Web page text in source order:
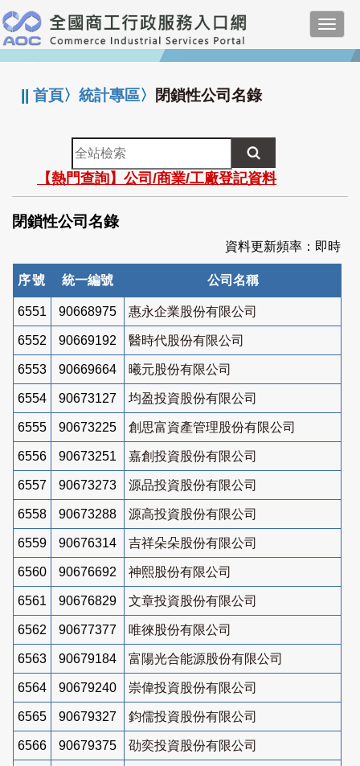
跳
到
主
要
:::
||首頁〉統計專區〉 閉鎖性公司名錄
全
站
檢
索
【熱門查詢】公司/商業/工廠登記資料
閉鎖性公司名錄
資料更新頻率：即時
序號 統一編號 公司名稱
6551 90668975 惠永企業股份有限公司
6552 90669192 醫時代股份有限公司
6553 90669664 曦元股份有限公司
6554 90673127 均盈投資股份有限公司
6555 90673225 創思富資產管理股份有限公司
6556 90673251 嘉創投資股份有限公司
6557 90673273 源品投資股份有限公司
6558 90673288 源高投資股份有限公司
6559 90676314 吉祥朵朵股份有限公司
6560 90676692 神熙股份有限公司
6561 90676829 文章投資股份有限公司
6562 90677377 唯徠股份有限公司
6563 90679184 富陽光合能源股份有限公司
6564 90679240 崇偉投資股份有限公司
6565 90679327 鈞儒投資股份有限公司
6566 90679375 劭奕投資股份有限公司